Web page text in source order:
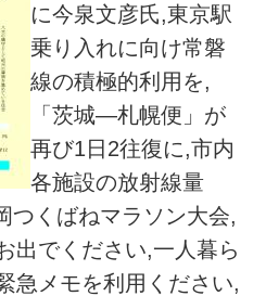
に今泉文彦氏,東京駅
乗り入れに向け常磐
線の積極的利用を,
「茨城―札幌便」が
再び1日2往復に,市内
各施設の放射線量
つくばねマラソン大会,
出でください,一人暮ら
急メモを利用ください,